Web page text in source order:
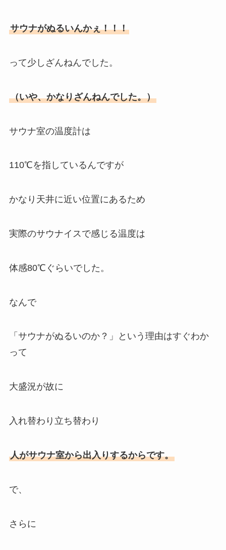
サウナがぬるいんかぇ！！！
って少しざんねんでした。
（いや、かなりざんねんでした。）
サウナ室の温度計は
110℃を指しているんですが
かなり天井に近い位置にあるため
実際のサウナイスで感じる温度は
体感80℃ぐらいでした。
なんで
「サウナがぬるいのか？」という理由はすぐわか
って
大盛況が故に
入れ替わり立ち替わり
人がサウナ室から出入りするからです。
で、
さらに